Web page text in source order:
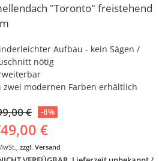
"Toronto" freistehend
Aufbau - kein Sägen /
nötig
zwei modernen Farben erhältlich
€ -8%
€
zzgl. Versand